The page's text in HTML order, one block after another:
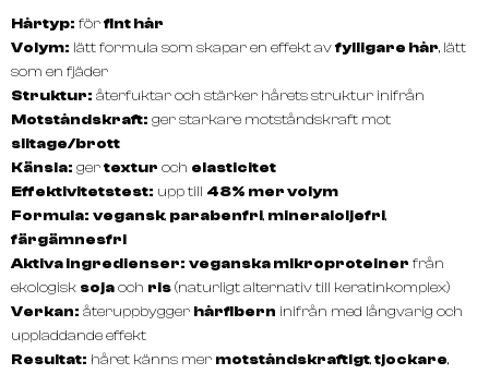
Hårtyp: förfint hår
Volym: lätt formula som skapar en effekt avfylligare hår, lätt
som en fjäder
Struktur: återfuktar och stärker hårets struktur inifrån
Motståndskraft: ger starkare motståndskraft mot
slitage/brott
Känsla: gertextur och elasticitet
Effektivitetstest: upp till 48% mer volym
Formula: vegansk, parabenfri, mineraloljefri,
färgämnesfri
Aktiva ingredienser: veganska mikroproteiner från
ekologisk sojaoch ris(naturligt alternativ till keratinkomplex)
Verkan: återuppbygger hårfibern inifrån med långvarig och
uppladdande effekt
Resultat: håret känns mer motståndskraftigt,tjockare,